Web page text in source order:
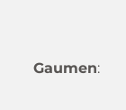
Gaumen: